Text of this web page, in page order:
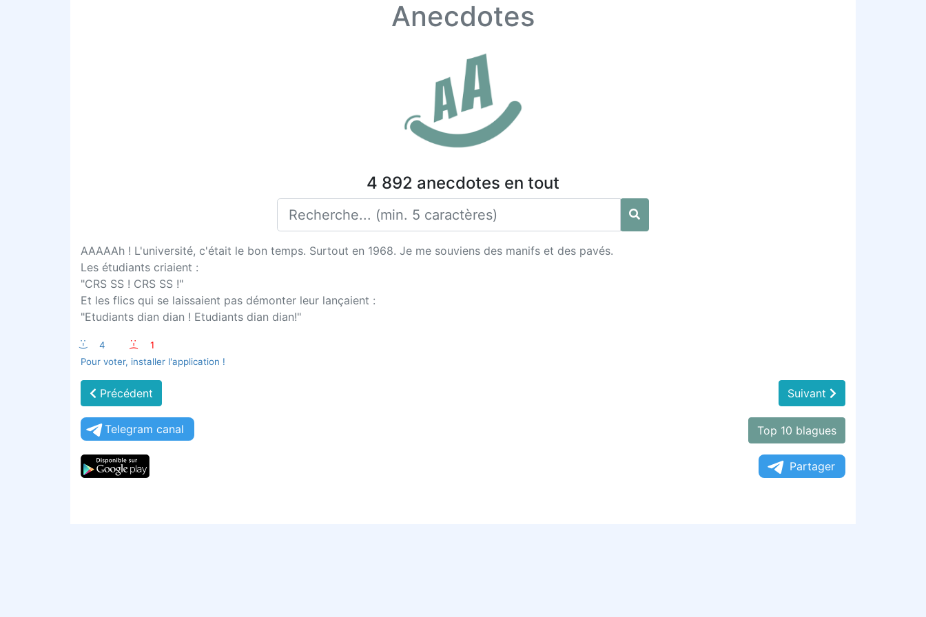
Anecdotes
4 892 anecdotes en tout
AAAAAh ! L'université, c'était le bon temps. Surtout en 1968. Je me souviens des manifs et des pavés.
Les étudiants criaient :
"CRS SS ! CRS SS !"
Et les flics qui se laissaient pas démonter leur lançaient :
"Etudiants dian dian ! Etudiants dian dian!"
:-) 4 :-(
1
Pour voter, installer l'application !
Précédent Suivant
Telegram canal Top 10 blagues
Partager